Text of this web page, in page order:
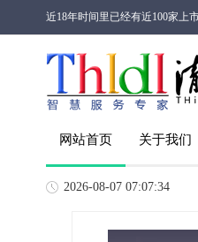
近18年时间里已经有近100家上
网站首页 关于我们
2026-08-07 07:07:34